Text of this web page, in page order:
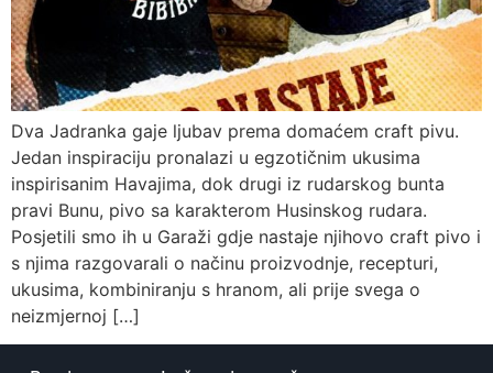
Dva Jadranka gaje ljubav prema domaćem craft pivu.
Jedan inspiraciju pronalazi u egzotičnim ukusima
inspirisanim Havajima, dok drugi iz rudarskog bunta
pravi Bunu, pivo sa karakterom Husinskog rudara.
Posjetili smo ih u Garaži gdje nastaje njihovo craft pivo i
s njima razgovarali o načinu proizvodnje, recepturi,
ukusima, kombiniranju s hranom, ali prije svega o
neizmjernoj […]